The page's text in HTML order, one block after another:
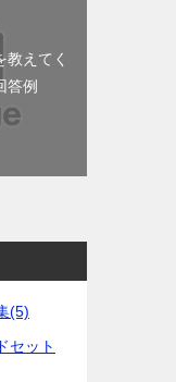
えてく
答例
(5)
セット